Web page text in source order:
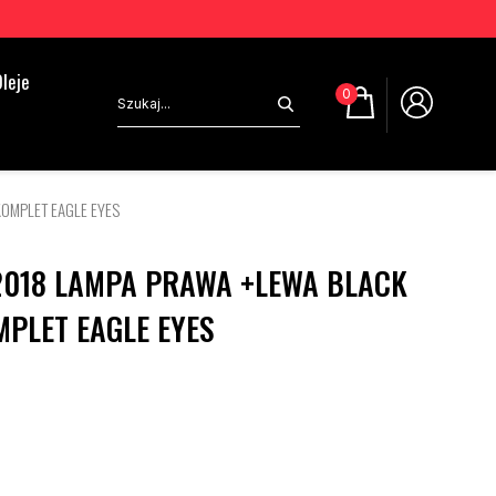
0
EAGLE EYES
LAMPA PRAWA +LEWA BLACK
EAGLE EYES